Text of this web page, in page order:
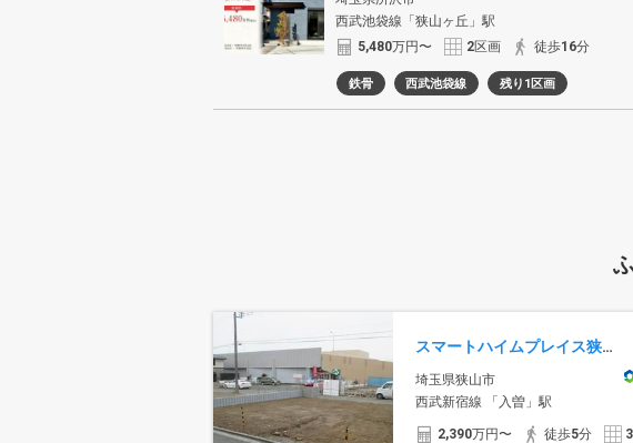
西武池袋線「狭山ヶ丘」駅
5,480万円〜 2区画 徒歩16分
鉄骨 西武池袋線 残り1区画
スマートハイムプレイス狭山市水野II
埼玉県狭山市
西武新宿線 「入曽」駅
2,390万円〜 徒歩5分 3